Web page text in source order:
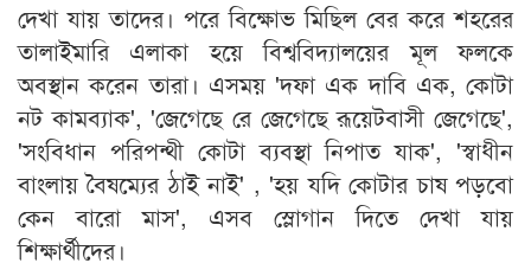
দেখা যায় তাদের। পরে বিক্ষোভ মিছিল বের করে শহরের
তালাইমারি এলাকা হয়ে বিশ্ববিদ্যালয়ের মূল ফলকে
অবস্থান করেন তারা। এসময় 'দফা এক দাবি এক, কোটা
নট কামব্যাক', 'জেগেছে রে জেগেছে রূয়েটবাসী জেগেছে',
'সংবিধান পরিপন্থী কোটা ব্যবস্থা নিপাত যাক', 'স্বাধীন
বাংলায় বৈষম্যের ঠাই নাই' , 'হয় যদি কোটার চাষ পড়বো
কেন বারো মাস', এসব স্লোগান দিতে দেখা যায়
শিক্ষার্থীদের।